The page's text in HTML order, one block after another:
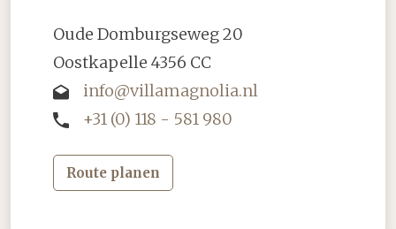
Oude Domburgseweg 20
Oostkapelle 4356 CC
info@villamagnolia.nl
+31 (0) 118 - 581 980
Route planen